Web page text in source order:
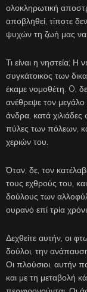
ολοκληρωτική
αποβληθεί, τίποτε
ψυχών τη ζωή μας
Τι είναι η νηστεία; Η
συγκάτοικος των
έκαμε νομοθέτη. O,
ανέθρεψε τον
άνδρα, κατά χιλιάδες
πύλες των πόλεων,
χεριών του.
Όταν, δε, τον
τους εχθρούς του,
δούλους των
ουρανό επί τρία
Δεχθείτε αυτήν, οι
δούλοι, την
Οι πλούσιοι, αυτήν
και με τη μεταβολή